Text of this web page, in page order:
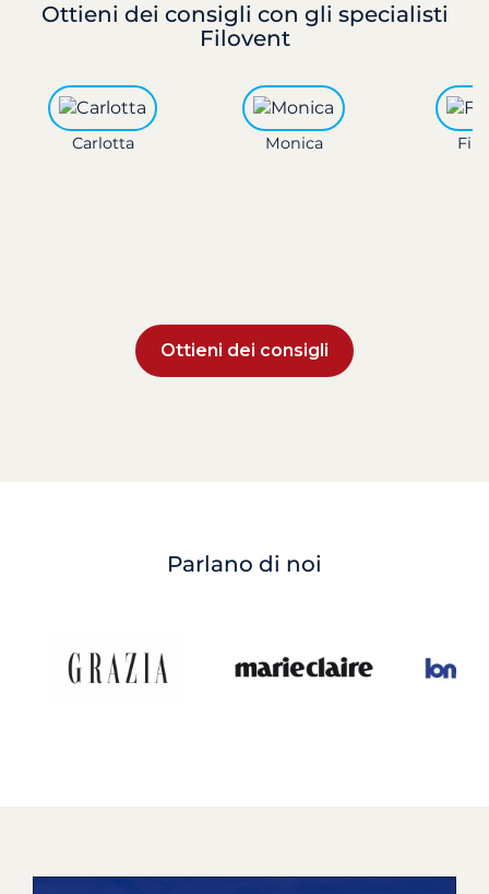
Ottieni dei consigli con gli specialisti
Filovent
Carlotta Monica
Ottieni dei consigli
Parlano di noi